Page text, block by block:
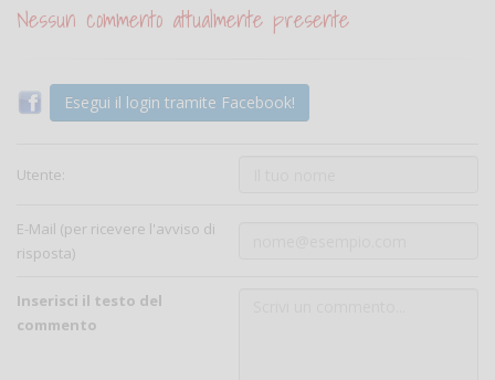
Nessun commento attualmente presente
Esegui il login tramite Facebook!
Utente:
E-Mail (per ricevere l'avviso di
risposta)
Inserisci il testo del
commento